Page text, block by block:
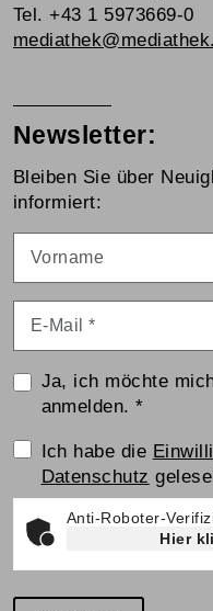
Tel. +43 1 5973669-0
Newsletter:
Bleiben Sie über
informiert:
Ja, ich möchte
anmelden.*
Einwilligungserklärung
Ich habe die
Datenschutz
Anti-Roboter-
Hier